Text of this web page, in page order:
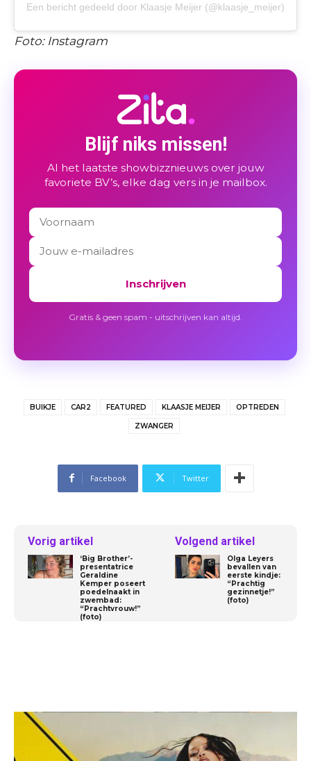
Een bericht gedeeld door Klaasje Meijer (@klaasje_meijer)
Foto: Instagram
Blijf niks missen!
Al het laatste showbizznieuws over jouw
favoriete BV’s, elke dag vers in je mailbox.
Inschrijven
Gratis & geen spam - uitschrijven kan altijd.
BUIKJE CAR2 FEATURED KLAASJE MEIJER OPTREDEN
ZWANGER
Facebook Twitter
Vorig artikel
‘Big Brother’-
presentatrice
Geraldine
Kemper poseert
poedelnaakt in
zwembad:
“Prachtvrouw!”
(foto)
Volgend artikel
Olga Leyers
bevallen van
eerste kindje:
“Prachtig
gezinnetje!”
(foto)